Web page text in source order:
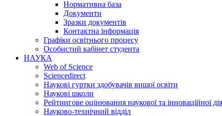
Нормативна база
Документи
Зразки документів
Контактна інформація
Графіки освітнього процесу
Особистий кабінет студента
НАУКА
Web of Science
Sciencedirect
Наукові гуртки здобувачів вищої освіти
Наукові школи
Рейтингове оцінювання наукової та інноваційної
Науково-технічний відділ